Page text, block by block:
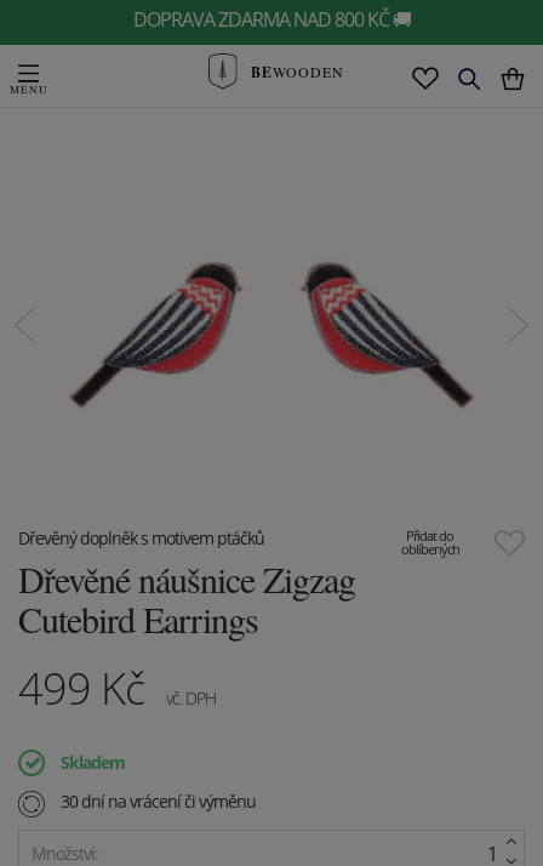
DOPRAVA ZDARMA NAD 800 KČ 🚚
BEWOODEN
Přidat do
oblíbených
Dřevěný doplněk s motivem ptáčků
Dřevěné náušnice Zigzag
Cutebird Earrings
499 Kč vč. DPH
Skladem
30 dní na vrácení či výměnu
Množství: